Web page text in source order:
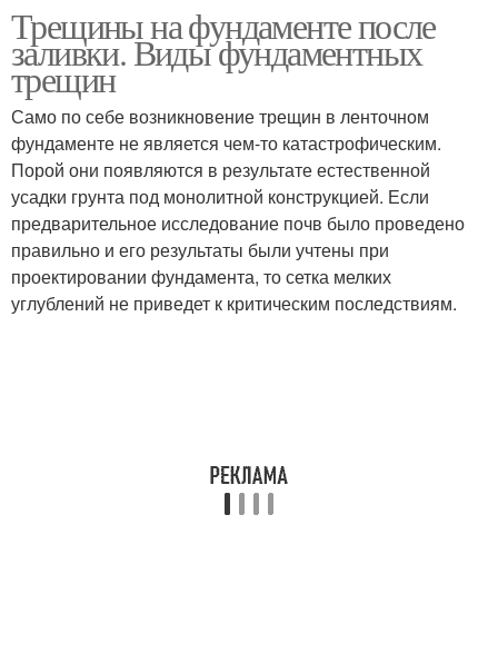
Трещины в монолитной
плите
Трещины в бетоне
Трещины в
железобетонных
элементах
Усадочные трещины
Трещины на фундаменте после
заливки. Виды фундаментных
трещин
Само по себе возникновение трещин в ленточном
фундаменте не является чем-то катастрофическим.
Порой они появляются в результате естественной
усадки грунта под монолитной конструкцией. Если
предварительное исследование почв было проведено
правильно и его результаты были учтены при
проектировании фундамента, то сетка мелких
углублений не приведет к критическим последствиям.